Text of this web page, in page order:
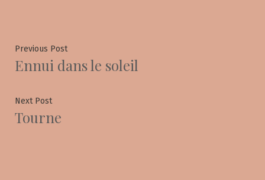
Navigation
de
l'article
Previous PostPrevious
post:
Ennui dans le soleil
Next PostNext
post:
Tourne